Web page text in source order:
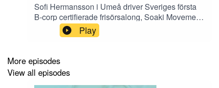
Sofi Hermansson i Umeå driver Sveriges första
B-corp certifierade frisörsalong, Soaki Movement.
I dagens avsnitt berättar hon om vad som driver
henne och om hur frisörsalongen blivit så mycket
Play
More episodes
View all episodes